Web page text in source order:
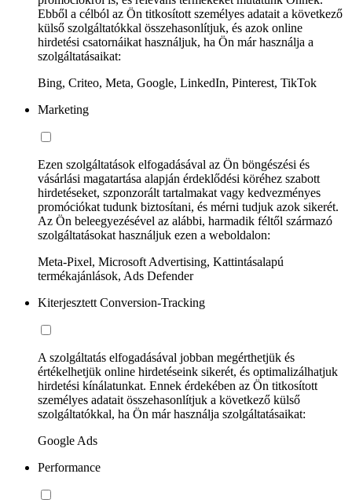
Ebből a célból az Ön titkosított személyes adatait a következő
külső szolgáltatókkal összehasonlítjuk, és azok online
hirdetési csatornáikat használjuk, ha Ön már használja a
szolgáltatásaikat:
Bing, Criteo, Meta, Google, LinkedIn, Pinterest, TikTok
Marketing
Ezen szolgáltatások elfogadásával az Ön böngészési és
vásárlási magatartása alapján érdeklődési köréhez szabott
hirdetéseket, szponzorált tartalmakat vagy kedvezményes
promóciókat tudunk biztosítani, és mérni tudjuk azok sikerét.
Az Ön beleegyezésével az alábbi, harmadik féltől származó
szolgáltatásokat használjuk ezen a weboldalon:
Meta-Pixel, Microsoft Advertising, Kattintásalapú
termékajánlások, Ads Defender
Kiterjesztett Conversion-Tracking
A szolgáltatás elfogadásával jobban megérthetjük és
értékelhetjük online hirdetéseink sikerét, és optimalizálhatjuk
hirdetési kínálatunkat. Ennek érdekében az Ön titkosított
személyes adatait összehasonlítjuk a következő külső
szolgáltatókkal, ha Ön már használja szolgáltatásaikat:
Google Ads
Performance